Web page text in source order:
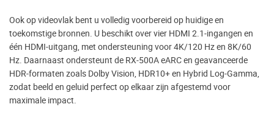
Ook op videovlak bent u volledig voorbereid op huidige en
toekomstige bronnen. U beschikt over vier HDMI 2.1‑ingangen en
één HDMI‑uitgang, met ondersteuning voor 4K/120 Hz en 8K/60
Hz. Daarnaast ondersteunt de RX‑500A eARC en geavanceerde
HDR‑formaten zoals Dolby Vision, HDR10+ en Hybrid Log‑Gamma,
zodat beeld en geluid perfect op elkaar zijn afgestemd voor
maximale impact.